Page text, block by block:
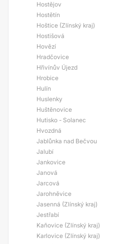
Hostějov
Hostětín
Hoštice (Zlínský kraj)
Hostišová
Hovězí
Hradčovice
Hřivínův Újezd
Hrobice
Hulín
Huslenky
Huštěnovice
Hutisko - Solanec
Hvozdná
Jablůnka nad Bečvou
Jalubí
Jankovice
Janová
Jarcová
Jarohněvice
Jasenná (Zlínský kraj)
Jestřabí
Kaňovice (Zlínský kraj)
Karlovice (Zlínský kraj)